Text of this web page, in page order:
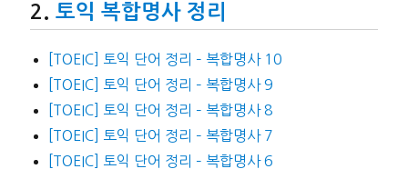
토익 복합명사 정리
[TOEIC] 토익 단어 정리 – 복합명사 10
[TOEIC] 토익 단어 정리 – 복합명사 9
[TOEIC] 토익 단어 정리 – 복합명사 8
[TOEIC] 토익 단어 정리 – 복합명사 7
[TOEIC] 토익 단어 정리 – 복합명사 6